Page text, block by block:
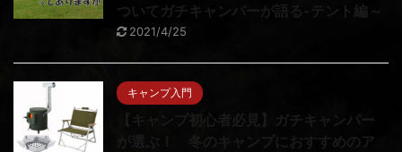
ついてガチキャンパーが語る-テント編～
2021/4/25
キャンプ入門
【キャンプ初心者必見】ガチキャンパー
が選ぶ！ 冬のキャンプにおすすめのア